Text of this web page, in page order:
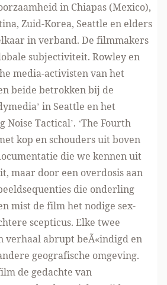
in Chiapas (Mexico),
Zuid-Korea, Seattle en elders
in verband. De filmmakers
subjectiviteit. Rowley en
media-activisten van het
beide betrokken bij de
in Seattle en het
Noise Tactical’. ‘The Fourth
kop en schouders uit boven
die we kennen uit
maar door een overdosis aan
die onderling
mist de film het nodige sex-
scepticus. Elke twee
verhaal abrupt beÃ«indigd en
geografische omgeving.
de gedachte van